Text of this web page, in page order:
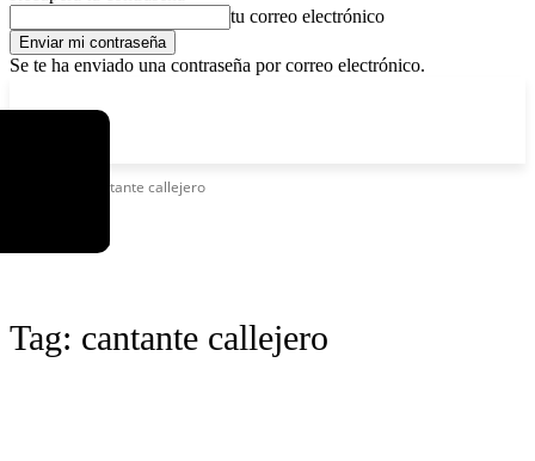
tu correo electrónico
Se te ha enviado una contraseña por correo electrónico.
Cantante callejero
Tag: cantante callejero